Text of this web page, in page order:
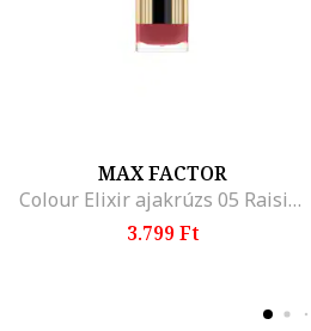
MAX FACTOR
Colour Elixir ajakrúzs 05 Raisin, 4 g, Burnt Caramel
3.799 Ft